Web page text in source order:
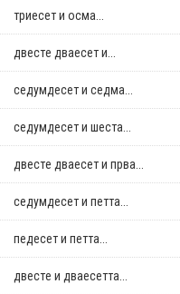
триесет и осма...
двестe дваесет и...
седумдесет и седма...
седумдесет и шеста...
двестe дваесет и прва...
седумдесет и петта...
педесет и петта...
двестe и дваесетта...